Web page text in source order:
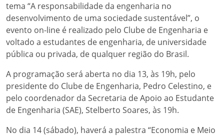
tema “A responsabilidade da engenharia no
desenvolvimento de uma sociedade sustentável”, o
evento on-line é realizado pelo Clube de Engenharia e
voltado a estudantes de engenharia, de universidade
pública ou privada, de qualquer região do Brasil.
A programação será aberta no dia 13, às 19h, pelo
presidente do Clube de Engenharia, Pedro Celestino, e
pelo coordenador da Secretaria de Apoio ao Estudante
de Engenharia (SAE), Stelberto Soares, às 19h.
No dia 14 (sábado), haverá a palestra “Economia e Meio